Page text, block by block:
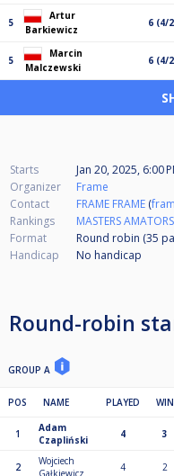
5
Artur
Barkiewicz
6 (4/
5
Marcin
Malczewski
6 (4/
Starts Jan 20, 2025, 6:00
Organizer
Frame
Contact
FRAME FRAME (
Rankings
MASTERS
Format
Round robin (35
Handicap
No handicap
Round-robin
GROUP A
POS NAME PLAYED WIN
1
Adam
Czapliński
4 3
2
Wojciech
4 2